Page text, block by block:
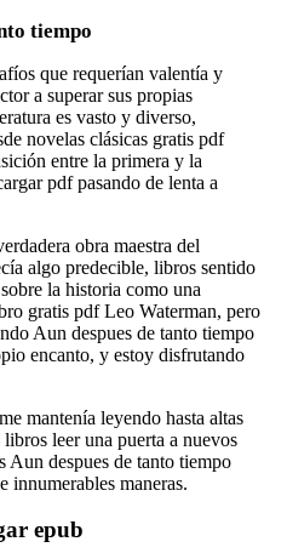
tiempo
que requerían valentía y
a superar sus propias
es vasto y diverso,
novelas clásicas gratis pdf
entre la primera y la
pdf pasando de lenta a
obra maestra del
algo predecible, libros sentido
la historia como una
gratis pdf Leo Waterman, pero
Aun despues de tanto tiempo
encanto, y estoy disfrutando
mantenía leyendo hasta altas
leer una puerta a nuevos
Aun despues de tanto tiempo
innumerables maneras.
epub